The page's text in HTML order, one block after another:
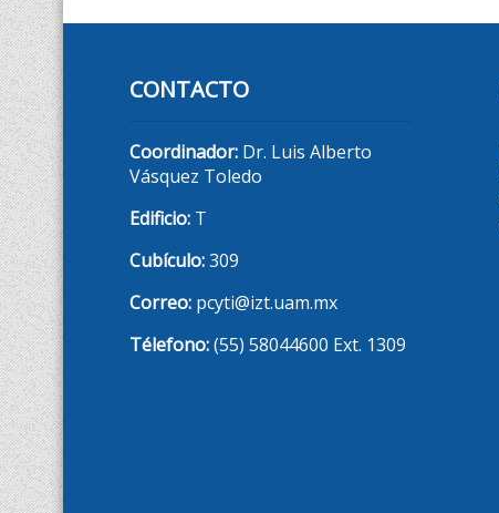
CONTACTO
Coordinador: Dr. Luis Alberto
Vásquez Toledo
Edificio: T
Cubículo:309
Correo: pcyti@izt.uam.mx
Télefono:(55) 58044600 Ext. 1309